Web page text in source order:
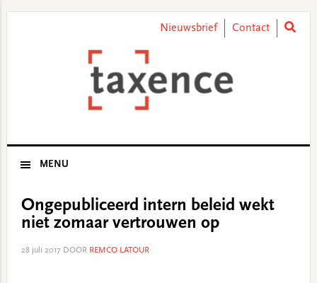
Nieuwsbrief Contact
MENU
Ongepubliceerd intern beleid wekt
niet zomaar vertrouwen op
28 juli 2017 DOOR REMCO LATOUR